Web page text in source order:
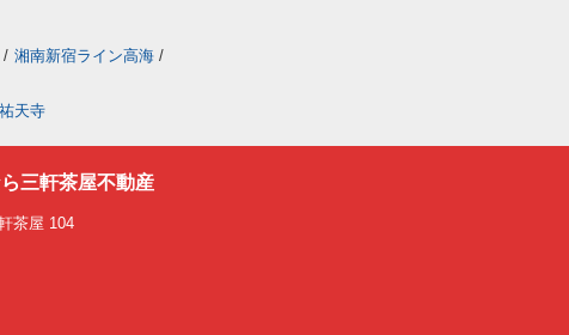
/ 湘南新宿ライン高海 /
祐天寺
三軒茶屋不動産
茶屋 104